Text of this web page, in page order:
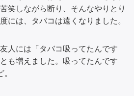
笑しながら断り、そんなやりとり
には、タバコは遠くなりました。
人には「タバコ吸ってたんです
も増えました。吸ってたんです